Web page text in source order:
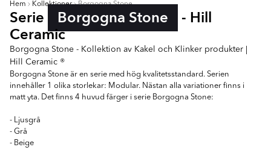
Hem Kollektioner Borgogna Stone
Serie Borgogna Stone
- Hill
Ceramic
Borgogna Stone - Kollektion av Kakel och Klinker produkter |
Hill Ceramic ®
Borgogna Stone är en serie med hög kvalitetsstandard. Serien
innehåller 1 olika storlekar: Modular. Nästan alla variationer finns i
matt yta. Det finns 4 huvud färger i serie Borgogna Stone:
- Ljusgrå
- Grå
- Beige